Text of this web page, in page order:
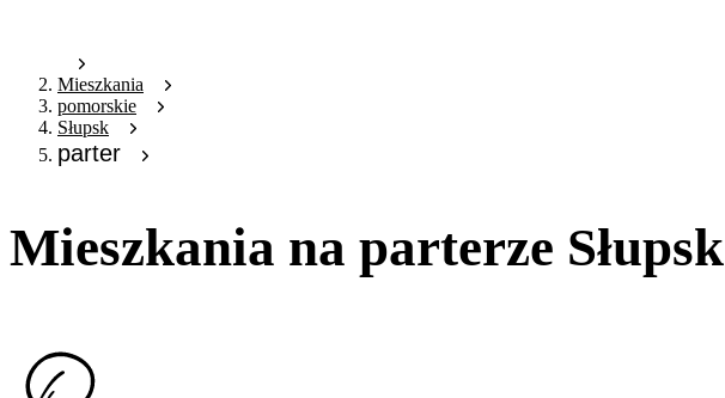
Mieszkania
pomorskie
Słupsk
parter
Mieszkania na parterze Słupsk